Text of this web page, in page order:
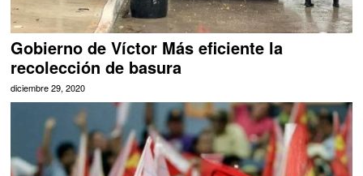
Gobierno de Víctor Más eficiente la
recolección de basura
diciembre 29, 2020